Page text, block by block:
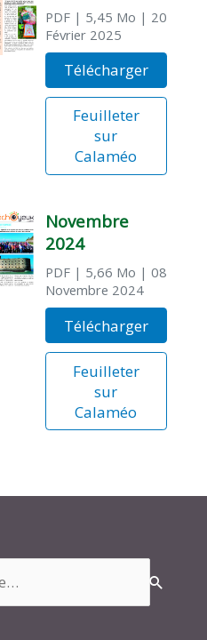
PDF| 5,45 Mo | 20
Février 2025
Télécharger
Feuilleter
sur
Calaméo
Novembre
2024
PDF| 5,66 Mo | 08
Novembre 2024
Télécharger
Feuilleter
sur
Calaméo